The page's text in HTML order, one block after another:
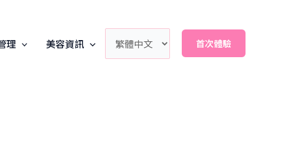
理 美容資訊 首次體驗